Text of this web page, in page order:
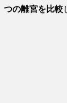
つの離宮を比較